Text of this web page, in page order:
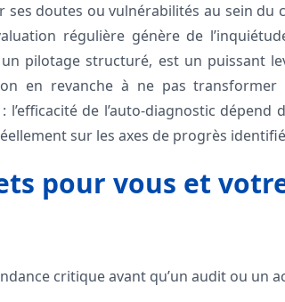
doutes ou vulnérabilités au sein du
régulière génère de
pilotage structuré, est un puissant
en revanche à ne pas transformer
de l’auto-diagnostic dépend
sur les axes de progrès
pour vous et
critique avant qu’un audit ou un